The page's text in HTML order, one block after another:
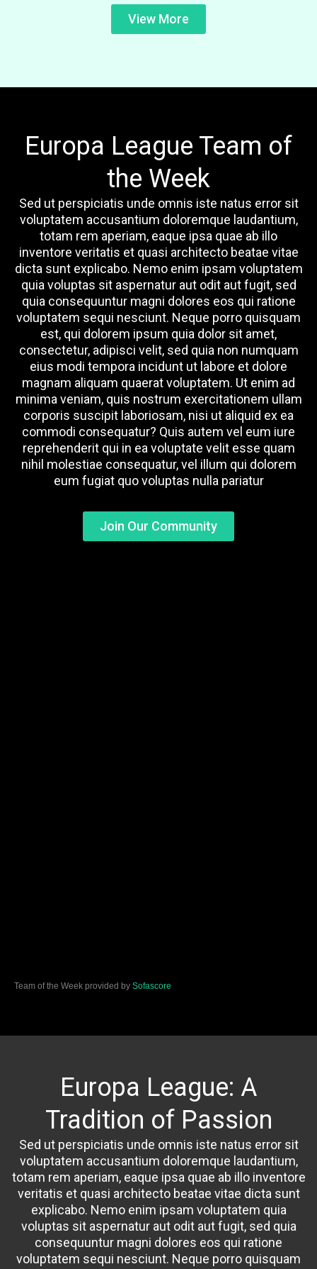
View More
Europa League Team of
the Week
Sed ut perspiciatis unde omnis iste natus error sit
voluptatem accusantium doloremque laudantium,
totam rem aperiam, eaque ipsa quae ab illo
inventore veritatis et quasi architecto beatae vitae
dicta sunt explicabo. Nemo enim ipsam voluptatem
quia voluptas sit aspernatur aut odit aut fugit, sed
quia consequuntur magni dolores eos qui ratione
voluptatem sequi nesciunt. Neque porro quisquam
est, qui dolorem ipsum quia dolor sit amet,
consectetur, adipisci velit, sed quia non numquam
eius modi tempora incidunt ut labore et dolore
magnam aliquam quaerat voluptatem. Ut enim ad
minima veniam, quis nostrum exercitationem ullam
corporis suscipit laboriosam, nisi ut aliquid ex ea
commodi consequatur? Quis autem vel eum iure
reprehenderit qui in ea voluptate velit esse quam
nihil molestiae consequatur, vel illum qui dolorem
eum fugiat quo voluptas nulla pariatur
Join Our Community
Team of the Week provided by Sofascore
Europa League: A
Tradition of Passion
Sed ut perspiciatis unde omnis iste natus error sit
voluptatem accusantium doloremque laudantium,
totam rem aperiam, eaque ipsa quae ab illo inventore
veritatis et quasi architecto beatae vitae dicta sunt
explicabo. Nemo enim ipsam voluptatem quia
voluptas sit aspernatur aut odit aut fugit, sed quia
consequuntur magni dolores eos qui ratione
voluptatem sequi nesciunt. Neque porro quisquam